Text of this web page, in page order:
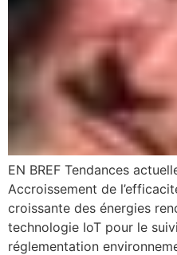
EN BREF Tendances
Accroissement de
croissante des énergies
technologie IoT pour le
réglementation